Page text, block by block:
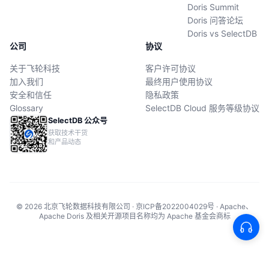
Doris Summit
Doris 问答论坛
Doris vs SelectDB
公司
关于飞轮科技
加入我们
安全和信任
Glossary
协议
客户许可协议
最终用户使用协议
隐私政策
SelectDB Cloud 服务等级协议
SelectDB 公众号
获取技术干货
和产品动态
© 2026 北京飞轮数据科技有限公司 · 京ICP备2022004029号 · Apache、
Apache Doris 及相关开源项目名称均为 Apache 基金会商标